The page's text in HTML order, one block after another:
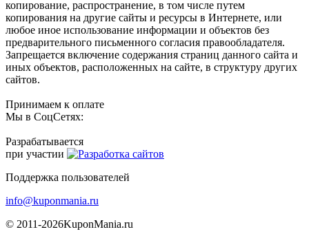
копирование, распространение, в том числе путем
копирования на другие сайты и ресурсы в Интернете, или
любое иное использование информации и объектов без
предварительного письменного согласия правообладателя.
Запрещается включение содержания страниц данного сайта и
иных объектов, расположенных на сайте, в структуру других
сайтов.
Принимаем к оплате
Мы в СоцСетях:
Разрабатывается
при участии
Поддержка пользователей
info@kuponmania.ru
© 2011-2026KuponMania.ru